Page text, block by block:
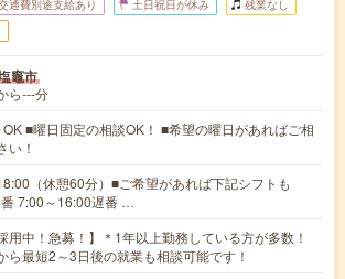
通費別途支給あり 土日祝日が休み 残業なし
竈市
ら---分
■曜日固定の相談OK！ ■希望の曜日があればご相
い！
（休憩60分）■ご希望があれば下記シフトも
7:00～16:00遅番 …
用中！急募！】＊1年以上勤務している方が多数！
ら最短2～3日後の就業も相談可能です！